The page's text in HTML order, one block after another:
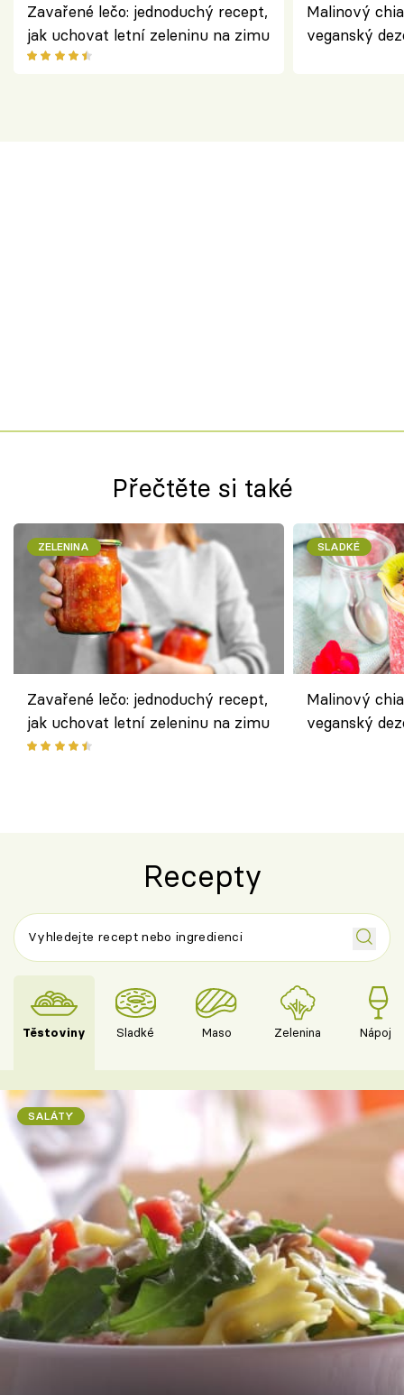
Zavařené lečo: jednoduchý recept,
jak uchovat letní zeleninu na zimu
Malinový
veganský
Přečtěte si také
ZELENINA
Zavařené lečo: jednoduchý recept,
jak uchovat letní zeleninu na zimu
SLADKÉ
Malinový
veganský
Recepty
Těstoviny Sladké Maso Zelenina Nápoje
SALÁTY